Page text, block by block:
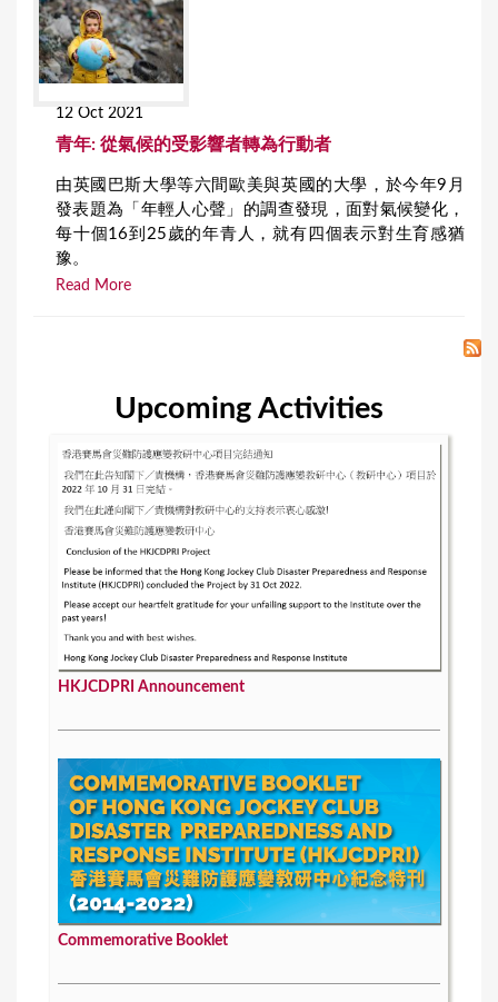
12 Oct 2021
青年: 從氣候的受影響者轉為行動者
由英國巴斯大學等六間歐美與英國的大學，於今年9月
發表題為「年輕人心聲」的調查發現，面對氣候變化，
每十個16到25歲的年青人，就有四個表示對生育感猶
豫。
Read More
Upcoming Activities
HKJCDPRI Announcement
Commemorative Booklet